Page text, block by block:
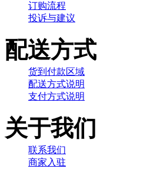
订购流程
投诉与建议
配送方式
货到付款区域
配送方式说明
支付方式说明
关于我们
联系我们
商家入驻